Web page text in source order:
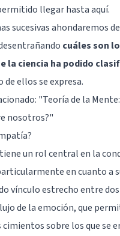
llegar hasta aquí.
sucesivas ahondaremos
cuáles son
la ciencia ha podido
de ellos se expresa.
"Teoría de la
nosotros?"
un rol central en la
en cuanto a
vínculo estrecho entre
de la emoción, que
sobre los que se